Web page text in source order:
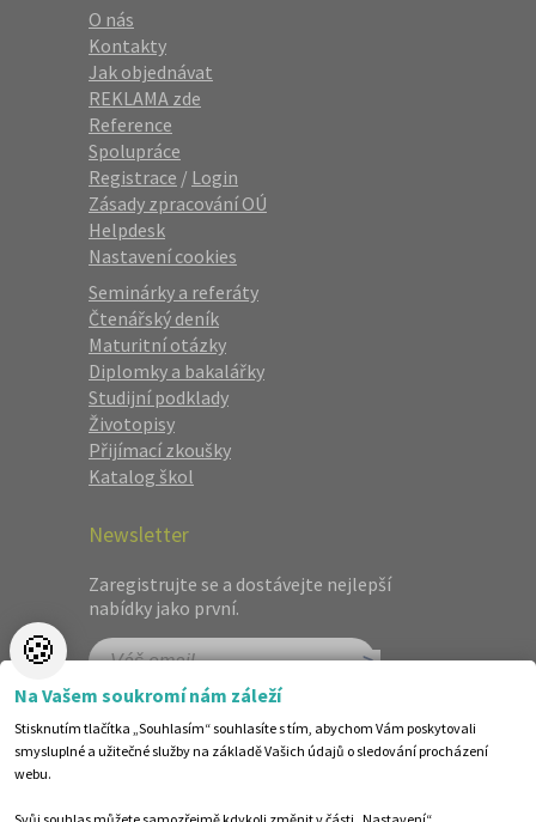
O nás
Kontakty
Jak objednávat
REKLAMA zde
Reference
Spolupráce
Registrace / Login
Zásady zpracování OÚ
Helpdesk
Nastavení cookies
Seminárky a referáty
Čtenářský deník
Maturitní otázky
Diplomky a bakalářky
Studijní podklady
Životopisy
Přijímací zkoušky
Katalog škol
Newsletter
Zaregistrujte se a dostávejte nejlepší
nabídky jako první.
🍪
Na Vašem soukromí nám záleží
Stisknutím tlačítka „Souhlasím“ souhlasíte s tím, abychom Vám poskytovali
smysluplné a užitečné služby na základě Vašich údajů o sledování procházení
webu.